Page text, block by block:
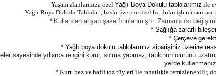
Yaşam alanlarınıza özel Yağlı Boya Dokulu tablolarımız ile
Yağlı Boya Dokulu Tablolar , baskı üzerine özel bir doku işlemi sonrası
* Kullanılan ahşap şase fırınlanmıştır. Zamanla ısı
* Sağlığa zararlı
*Çerçeve
* Yağlı boya dokulu tablolarımız siparişiniz üzerine
sayesinde yıllarca rengini korur, solma yapmaz; tablonun ömrünü
yerde
*Kuru bez ve hafif toz tüyleri ile rahatlıkla temizlenebilir,